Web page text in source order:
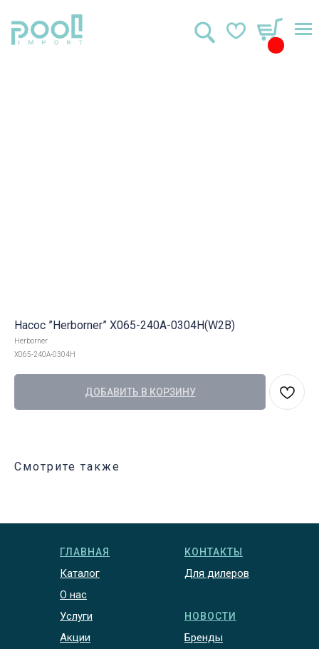
Насос ”Herborner” Х065-240А-0304Н(W2B)
Herborner
Х065-240А-0304Н
ДОБАВИТЬ В КОРЗИНУ
Смотрите также
ГЛАВНАЯ
Каталог
О нас
Услуги
Акции
КОНТАКТЫ
Для дилеров
НОВОСТИ
Бренды